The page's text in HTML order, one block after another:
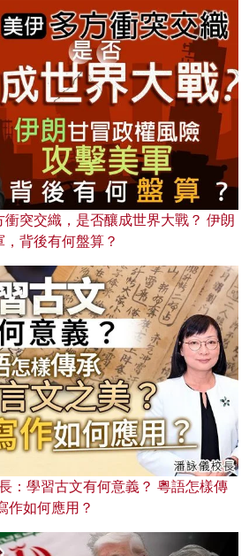
突交織，是否釀成世界大戰？ 伊朗
背後有何盤算？
：學習古文有何意義？ 粵語怎樣傳
作如何應用？